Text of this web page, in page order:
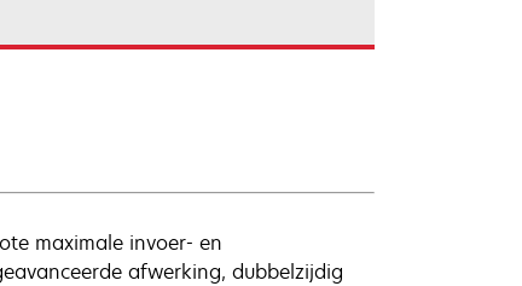
maximale invoer- en
afwerking, dubbelzijdig